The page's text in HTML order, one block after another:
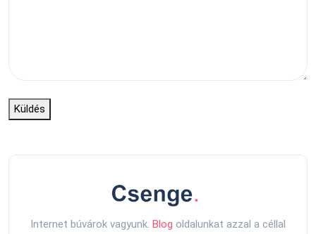
Küldés
Internet búvárok vagyunk. Blog oldalunkat azzal a céllal